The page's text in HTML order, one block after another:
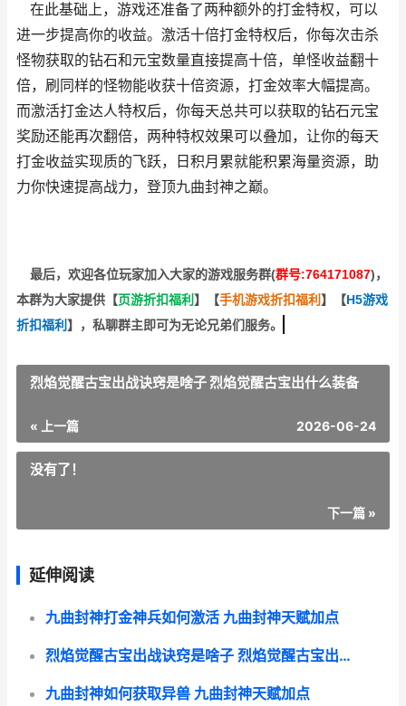
在此基础上，游戏还准备了两种额外的打金特权，可以
进一步提高你的收益。激活十倍打金特权后，你每次击杀
怪物获取的钻石和元宝数量直接提高十倍，单怪收益翻十
倍，刷同样的怪物能收获十倍资源，打金效率大幅提高。
而激活打金达人特权后，你每天总共可以获取的钻石元宝
奖励还能再次翻倍，两种特权效果可以叠加，让你的每天
打金收益实现质的飞跃，日积月累就能积累海量资源，助
力你快速提高战力，登顶九曲封神之巅。
最后，欢迎各位玩家加入大家的游戏服务群(群号:764171087)，
本群为大家提供【页游折扣福利 】 【手机游戏折扣福利 】 【H5游戏
折扣福利 】 ，私聊群主即可为无论兄弟们服务。
烈焰觉醒古宝出战诀窍是啥子 烈焰觉醒古宝出什么装备
« 上一篇 2026-06-24
没有了！
下一篇 »
延伸阅读
九曲封神打金神兵如何激活 九曲封神天赋加点
烈焰觉醒古宝出战诀窍是啥子 烈焰觉醒古宝出什么装备
九曲封神如何获取异兽 九曲封神天赋加点